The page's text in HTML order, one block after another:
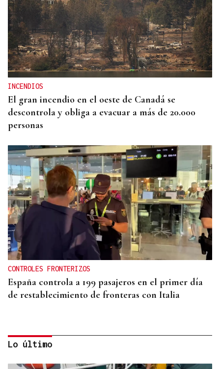
INCENDIOS
El gran incendio en el oeste de Canadá se
descontrola y obliga a evacuar a más de 20.000
personas
CONTROLES FRONTERIZOS
España controla a 199 pasajeros en el primer día
de restablecimiento de fronteras con Italia
Lo último